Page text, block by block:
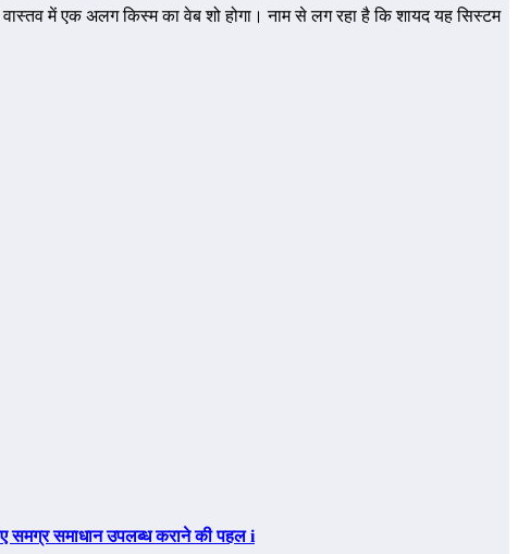
में एक अलग किस्म का वेब शो होगा। नाम से लग रहा है कि शायद यह सिस्टम
समग्र समाधान उपलब्ध कराने की पहल i